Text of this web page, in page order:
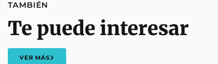
TAMBIÉN
Te puede interesar
VER MÁS